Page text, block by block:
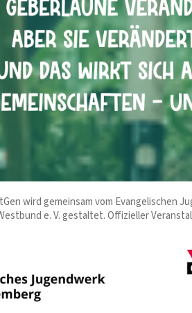
wird gemeinsam vom Evangelischen
e. V. gestaltet. Offizieller